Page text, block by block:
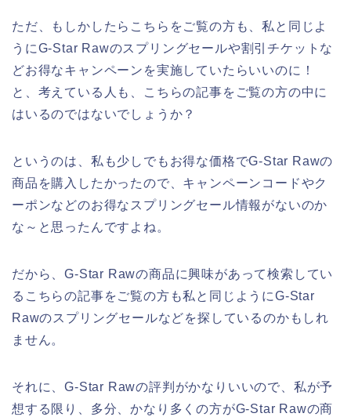
ただ、もしかしたらこちらをご覧の方も、私と同じよ
うにG-Star Rawのスプリングセールや割引チケットな
どお得なキャンペーンを実施していたらいいのに！
と、考えている人も、こちらの記事をご覧の方の中に
はいるのではないでしょうか？
というのは、私も少しでもお得な価格でG-Star Rawの
商品を購入したかったので、キャンペーンコードやク
ーポンなどのお得なスプリングセール情報がないのか
な～と思ったんですよね。
だから、G-Star Rawの商品に興味があって検索してい
るこちらの記事をご覧の方も私と同じようにG-Star
Rawのスプリングセールなどを探しているのかもしれ
ません。
それに、G-Star Rawの評判がかなりいいので、私が予
想する限り、多分、かなり多くの方がG-Star Rawの商